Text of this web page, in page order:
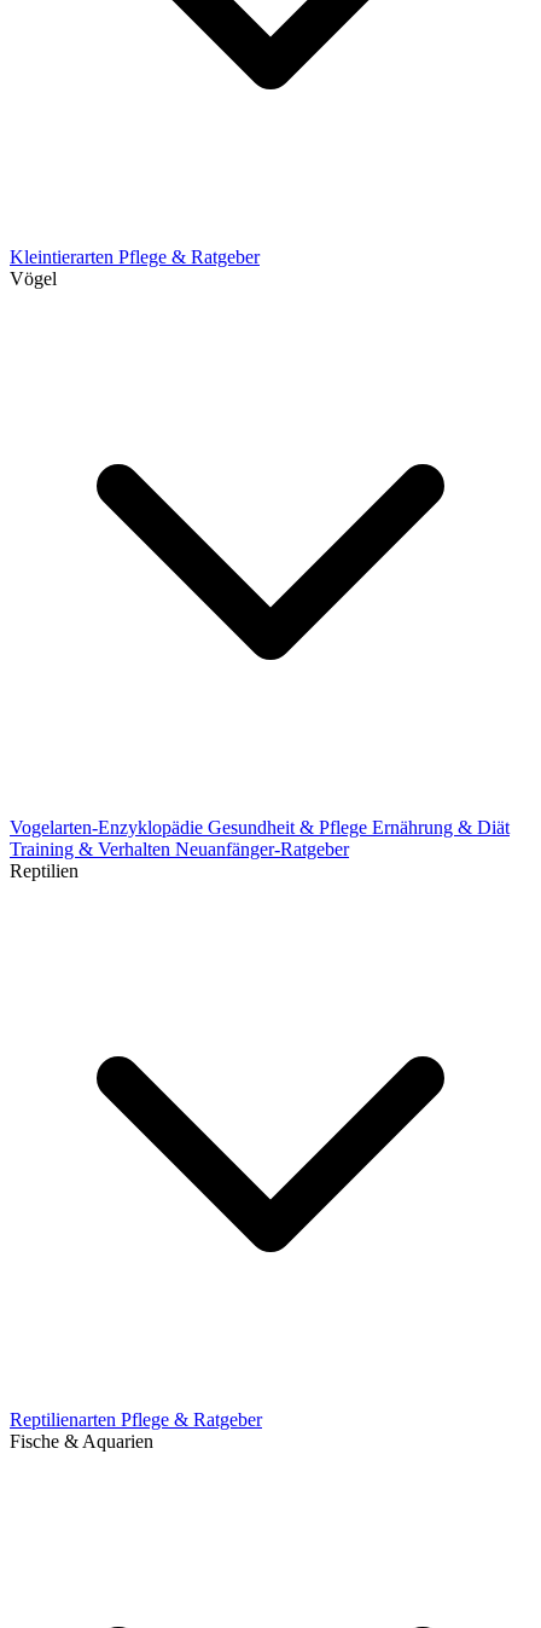
Kleintierarten Pflege & Ratgeber
Vögel
Vogelarten-Enzyklopädie Gesundheit & Pflege Ernährung & Diät
Training & Verhalten Neuanfänger-Ratgeber
Reptilien
Reptilienarten Pflege & Ratgeber
Fische & Aquarien